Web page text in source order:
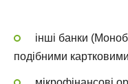
інші банки
подібними